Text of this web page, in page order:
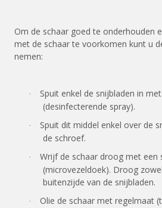
Om de schaar goed te onderhouden
met de schaar te voorkomen kunt u
nemen:
·
Spuit enkel de snijbladen in
(desinfecterende spray).
·
Spuit dit middel enkel over de
de schroef.
·
Wrijf de schaar droog met een
(microvezeldoek). Droog
buitenzijde van de snijbladen.
·
Olie de schaar met regelmaat